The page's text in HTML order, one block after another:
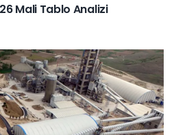
Mali Tablo Analizi